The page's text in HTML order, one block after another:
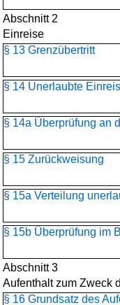
Abschnitt 2
Einreise
§ 13 Grenzübertritt
§ 14 Unerlaubte
§ 14a Überprüfung an
§ 15 Zurückweisung
§ 15a Verteilung
§ 15b Überprüfung im
Abschnitt 3
Aufenthalt zum Zweck
§ 16 Grundsatz des